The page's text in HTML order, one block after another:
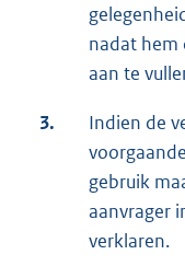
nadat hem
aan te
3.
Indien de
gebruik
aanvrager
verklaren.